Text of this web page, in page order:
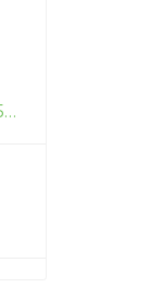
Тумба «Монтаньярд-115» без дверей, отделка: старение (сосна)